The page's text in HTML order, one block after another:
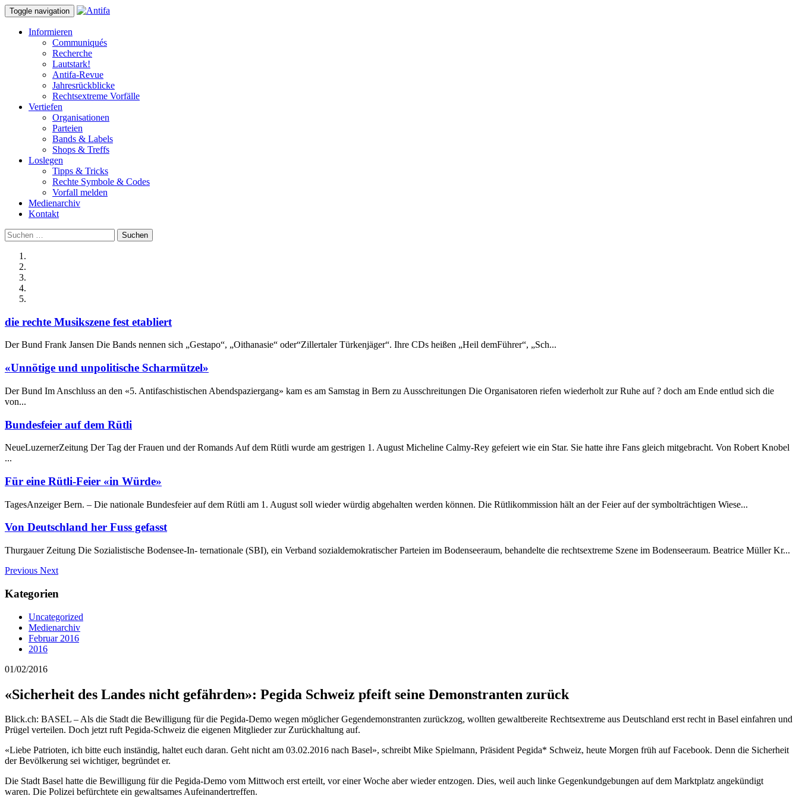
Toggle navigation
Informieren
Communiqués
Recherche
Lautstark!
Antifa-Revue
Jahresrückblicke
Rechtsextreme Vorfälle
Vertiefen
Organisationen
Parteien
Bands & Labels
Shops & Treffs
Loslegen
Tipps & Tricks
Rechte Symbole & Codes
Vorfall melden
Medienarchiv
Kontakt
Suchen
nach:
die rechte Musikszene fest etabliert
Der Bund Frank Jansen Die Bands nennen sich „Gestapo“, „Oithanasie“ oder“Zillertaler Türkenjäger“. Ihre CDs heißen „Heil demFührer“, „Sch...
«Unnötige und unpolitische Scharmützel»
Der Bund Im Anschluss an den «5. Antifaschistischen Abendspaziergang» kam es am Samstag in Bern zu Ausschreitungen Die Organisatoren riefen wiederholt zur Ruhe auf ? doch am Ende entlud sich die
von...
Bundesfeier auf dem Rütli
NeueLuzernerZeitung Der Tag der Frauen und der Romands Auf dem Rütli wurde am gestrigen 1. August Micheline Calmy-Rey gefeiert wie ein Star. Sie hatte ihre Fans gleich mitgebracht. Von Robert Knobel
...
Für eine Rütli-Feier «in Würde»
TagesAnzeiger Bern. – Die nationale Bundesfeier auf dem Rütli am 1. August soll wieder würdig abgehalten werden können. Die Rütlikommission hält an der Feier auf der symbolträchtigen Wiese...
Von Deutschland her Fuss gefasst
Thurgauer Zeitung Die Sozialistische Bodensee-In- ternationale (SBI), ein Verband sozialdemokratischer Parteien im Bodenseeraum, behandelte die rechtsextreme Szene im Bodenseeraum. Beatrice Müller Kr...
Previous Next
Kategorien
Uncategorized
Medienarchiv
Februar 2016
2016
01/02/2016
«Sicherheit des Landes nicht gefährden»: Pegida Schweiz pfeift seine Demonstranten zurück
Blick.ch: BASEL – Als die Stadt die Bewilligung für die Pegida-Demo wegen möglicher Gegendemonstranten zurückzog, wollten gewaltbereite Rechtsextreme aus Deutschland erst recht in Basel einfahren und
Prügel verteilen. Doch jetzt ruft Pegida-Schweiz die eigenen Mitglieder zur Zurückhaltung auf.
«Liebe Patrioten, ich bitte euch inständig, haltet euch daran. Geht nicht am 03.02.2016 nach Basel», schreibt Mike Spielmann, Präsident Pegida* Schweiz, heute Morgen früh auf Facebook. Denn die Sicherheit
der Bevölkerung sei wichtiger, begründet er.
Die Stadt Basel hatte die Bewilligung für die Pegida-Demo vom Mittwoch erst erteilt, vor einer Woche aber wieder entzogen. Dies, weil auch linke Gegenkundgebungen auf dem Marktplatz angekündigt
waren. Die Polizei befürchtete ein gewaltsames Aufeinandertreffen.